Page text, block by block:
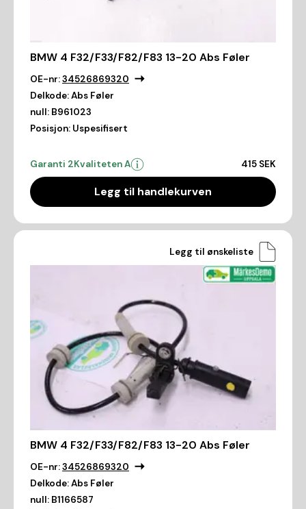
BMW 4 F32/F33/F82/F83 13-20 Abs Føler
OE-nr:34526869320
Delkode:Abs Føler
null: B961023
Posisjon: Uspesifisert
Garanti 2Kvaliteten A 415 SEK
Legg til handlekurven
Legg til ønskeliste
BMW 4 F32/F33/F82/F83 13-20 Abs Føler
OE-nr:34526869320
Delkode:Abs Føler
null: B1166587